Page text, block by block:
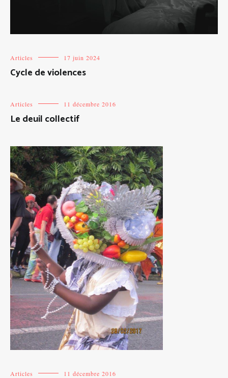
Articles 17 juin 2024
Cycle de violences
Articles 11 décembre 2016
Le deuil collectif
Articles 11 décembre 2016